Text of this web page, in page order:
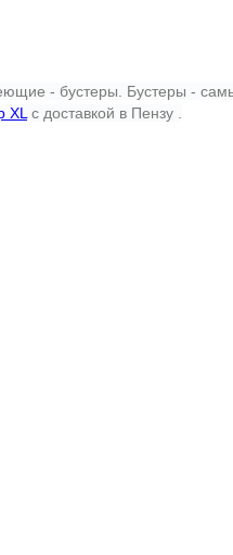
- бустеры. Бустеры -
XLс доставкой в Пензу .